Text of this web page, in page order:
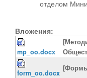
отделом
Вложения:
mp_oo.docx
form_oo.docx